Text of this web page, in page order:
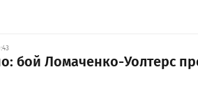
бой Ломаченко-Уолтерс